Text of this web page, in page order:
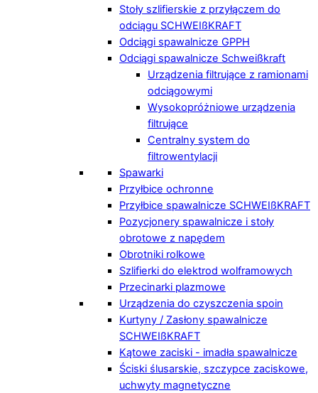
Stoły szlifierskie z przyłączem do
odciągu SCHWEIßKRAFT
Odciągi spawalnicze GPPH
Odciągi spawalnicze Schweißkraft
Urządzenia filtrujące z ramionami
odciągowymi
Wysokopróżniowe urządzenia
filtrujące
Centralny system do
filtrowentylacji
Spawarki
Przyłbice ochronne
Przyłbice spawalnicze SCHWEIßKRAFT
Pozycjonery spawalnicze i stoły
obrotowe z napędem
Obrotniki rolkowe
Szlifierki do elektrod wolframowych
Przecinarki plazmowe
Urządzenia do czyszczenia spoin
Kurtyny / Zasłony spawalnicze
SCHWEIßKRAFT
Kątowe zaciski - imadła spawalnicze
Ściski ślusarskie, szczypce zaciskowe,
uchwyty magnetyczne